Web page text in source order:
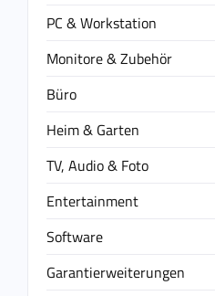
PC & Workstation
Monitore & Zubehör
Büro
Heim & Garten
TV, Audio & Foto
Entertainment
Software
Garantierweiterungen